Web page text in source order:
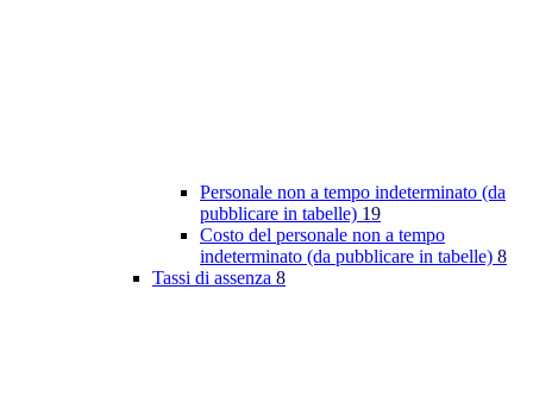
Personale non a tempo indeterminato (da
pubblicare in tabelle) 19
Costo del personale non a tempo
indeterminato (da pubblicare in tabelle) 8
Tassi di assenza 8